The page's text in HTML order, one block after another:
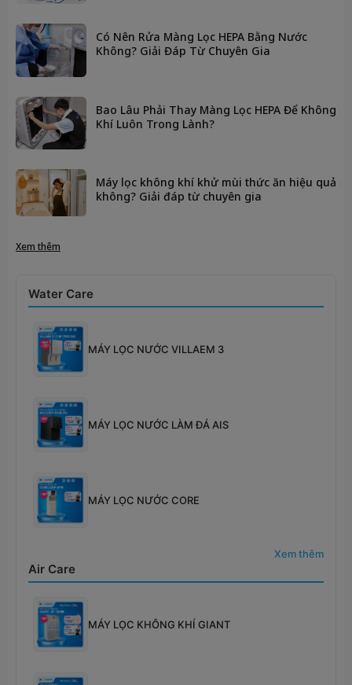
Có Nên Rửa Màng Lọc HEPA Bằng Nước
Không? Giải Đáp Từ Chuyên Gia
Bao Lâu Phải Thay Màng Lọc HEPA Để Không
Khí Luôn Trong Lành?
Máy lọc không khí khử mùi thức ăn hiệu quả
không? Giải đáp từ chuyên gia
Xem thêm
Water Care
MÁY LỌC NƯỚC VILLAEM 3
MÁY LỌC NƯỚC LÀM ĐÁ AIS
MÁY LỌC NƯỚC CORE
Xem thêm
Air Care
MÁY LỌC KHÔNG KHÍ GIANT